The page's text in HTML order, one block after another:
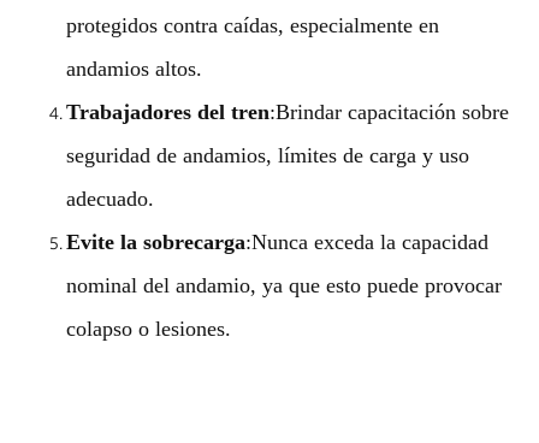
protegidos contra caídas, especialmente en
andamios altos.
Trabajadores del tren:Brindar capacitación sobre
seguridad de andamios, límites de carga y uso
adecuado.
Evite la sobrecarga:Nunca exceda la capacidad
nominal del andamio, ya que esto puede provocar
colapso o lesiones.